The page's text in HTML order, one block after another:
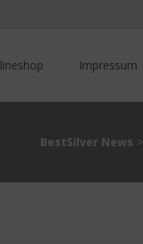
Impressum
BestSilver News >